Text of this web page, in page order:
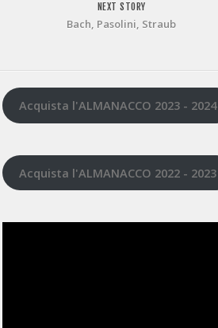
NEXT STORY
Bach, Pasolini, Straub
Acquista l'ALMANACCO 2023 - 2024
Acquista l'ALMANACCO 2022 - 2023